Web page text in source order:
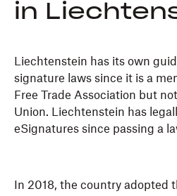
in
Liechtenstein has its own
signature laws since it is a
Free Trade Association but
Union. Liechtenstein has
eSignatures since passing a
In 2018, the country adopted